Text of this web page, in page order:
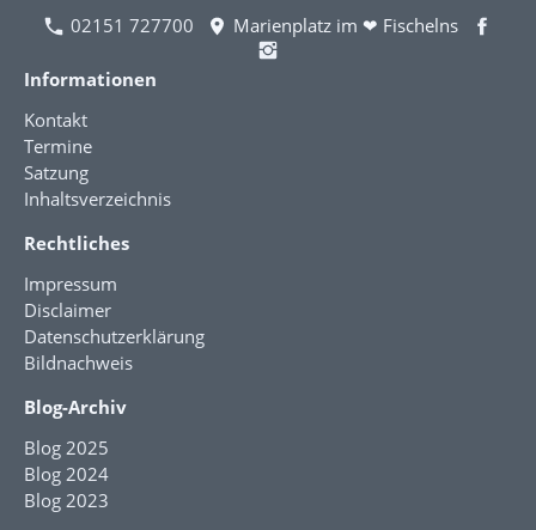
02151 727700
Marienplatz im ❤ Fischelns
Informationen
Kontakt
Termine
Satzung
Inhaltsverzeichnis
Rechtliches
Impressum
Disclaimer
Datenschutzerklärung
Bildnachweis
Blog-Archiv
Blog 2025
Blog 2024
Blog 2023